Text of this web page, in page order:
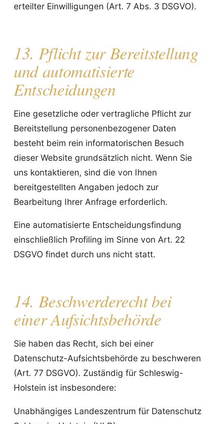
erteilter Einwilligungen (Art. 7 Abs. 3 DSGVO).
13. Pflicht zur Bereitstellung
und automatisierte
Entscheidungen
Eine gesetzliche oder vertragliche Pflicht zur
Bereitstellung personenbezogener Daten
besteht beim rein informatorischen Besuch
dieser Website grundsätzlich nicht. Wenn Sie
uns kontaktieren, sind die von Ihnen
bereitgestellten Angaben jedoch zur
Bearbeitung Ihrer Anfrage erforderlich.
Eine automatisierte Entscheidungsfindung
einschließlich Profiling im Sinne von Art. 22
DSGVO findet durch uns nicht statt.
14. Beschwerderecht bei
einer Aufsichtsbehörde
Sie haben das Recht, sich bei einer
Datenschutz-Aufsichtsbehörde zu beschweren
(Art. 77 DSGVO). Zuständig für Schleswig-
Holstein ist insbesondere:
Unabhängiges Landeszentrum für Datenschutz